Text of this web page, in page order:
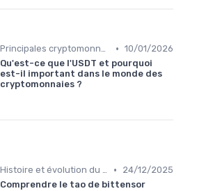
Principales cryptomonnaies pour l'investissement • 10/01/2026
Qu'est-ce que l'USDT et pourquoi
est-il important dans le monde des
cryptomonnaies ?
Histoire et évolution du marché des cryptos •
24/12/2025
Comprendre le tao de bittensor